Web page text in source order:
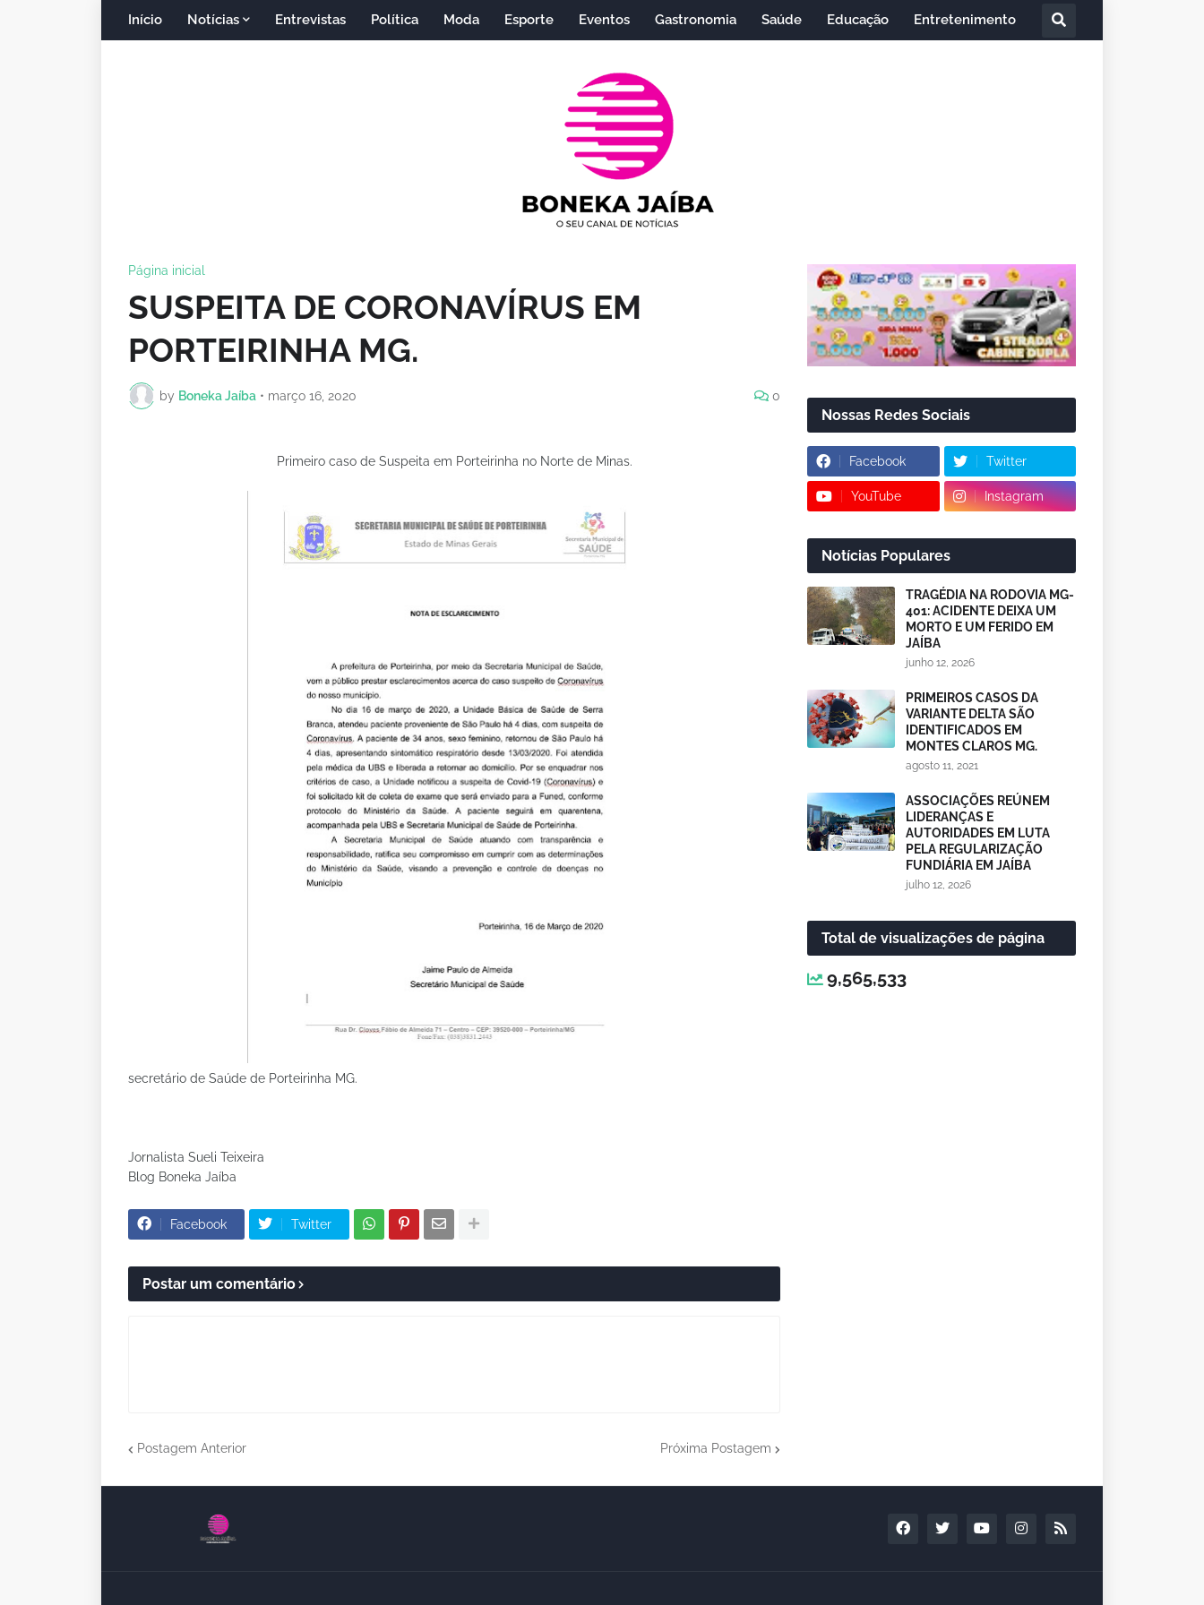
Início Notícias Entrevistas Política Moda Esporte Eventos Gastronomia Saúde Educação Entretenimento
Página inicial
SUSPEITA DE CORONAVÍRUS EM
PORTEIRINHA MG.
by Boneka Jaíba • março 16, 2020 0
Primeiro caso de Suspeita em Porteirinha no Norte de Minas.
secretário de Saúde de Porteirinha MG.
Jornalista Sueli Teixeira
Blog Boneka Jaíba
Facebook Twitter
Postar um comentário
Postagem Anterior Próxima Postagem
Nossas Redes Sociais
Facebook Twitter
YouTube Instagram
Notícias Populares
TRAGÉDIA NA RODOVIA MG-
401: ACIDENTE DEIXA UM
MORTO E UM FERIDO EM
JAÍBA
junho 12, 2026
PRIMEIROS CASOS DA
VARIANTE DELTA SÃO
IDENTIFICADOS EM
MONTES CLAROS MG.
agosto 11, 2021
ASSOCIAÇÕES REÚNEM
LIDERANÇAS E
AUTORIDADES EM LUTA
PELA REGULARIZAÇÃO
FUNDIÁRIA EM JAÍBA
julho 12, 2026
Total de visualizações de página
9,565,533